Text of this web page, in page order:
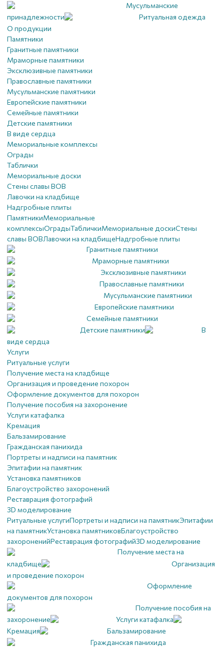
Мусульманские
принадлежности
Ритуальная одежда
О продукции
Памятники
Гранитные памятники
Мраморные памятники
Эксклюзивные памятники
Православные памятники
Мусульманские памятники
Европейские памятники
Семейные памятники
Детские памятники
В виде сердца
Мемориальные комплексы
Ограды
Таблички
Мемориальные доски
Стены славы ВОВ
Лавочки на кладбище
Надгробные плиты
ПамятникиМемориальные
комплексыОградыТабличкиМемориальные доскиСтены
славы ВОВЛавочки на кладбищеНадгробные плиты
Гранитные памятники
Мраморные памятники
Эксклюзивные памятники
Православные памятники
Мусульманские памятники
Европейские памятники
Семейные памятники
Детские памятники
В
виде сердца
Услуги
Ритуальные услуги
Получение места на кладбище
Организация и проведение похорон
Оформление документов для похорон
Получение пособия на захоронение
Услуги катафалка
Кремация
Бальзамирование
Гражданская панихида
Портреты и надписи на памятник
Эпитафии на памятник
Установка памятников
Благоустройство захоронений
Реставрация фотографий
3D моделирование
Ритуальные услугиПортреты и надписи на памятникЭпитафии
на памятникУстановка памятниковБлагоустройство
захороненийРеставрация фотографий3D моделирование
Получение места на
кладбище
Организация
и проведение похорон
Оформление
документов для похорон
Получение пособия на
захоронение
Услуги катафалка
Кремация
Бальзамирование
Гражданская панихида